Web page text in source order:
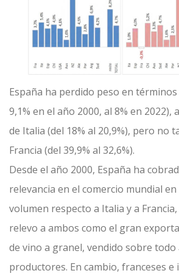
España ha perdido peso en
9,1% en el año 2000, al 8% en 2022),
de Italia (del 18% al 20,9%), pero no
Francia (del 39,9% al 32,6%).
Desde el año 2000, España ha
relevancia en el comercio mundial
volumen respecto a Italia y a
relevo a ambos como el gran
de vino a granel, vendido sobre
productores. En cambio, franceses e